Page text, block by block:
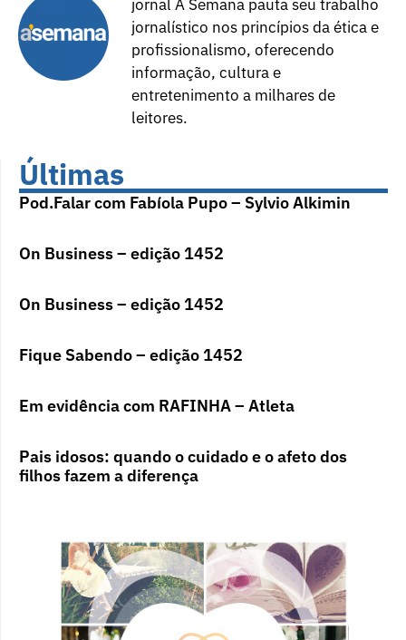
jornal A Semana pauta seu trabalho
jornalístico nos princípios da ética e
profissionalismo, oferecendo
informação, cultura e
entretenimento a milhares de
leitores.
Últimas
Pod.Falar com Fabíola Pupo – Sylvio Alkimin
On Business – edição 1452
On Business – edição 1452
Fique Sabendo – edição 1452
Em evidência com RAFINHA – Atleta
Pais idosos: quando o cuidado e o afeto dos
filhos fazem a diferença